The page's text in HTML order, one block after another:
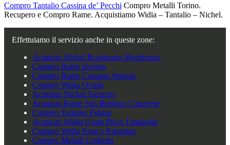
Compro Tantalio Cassina de’ Pecchi Compro Metalli Torino.
Recupero e Compro Rame. Acquistiamo Widia – Tantalio – Nichel.
Effettuiamo il servizio anche in queste zone:
Acquisto Nichel Rosignano Monferrato
Compro Rame Invorio
Compro Rame Cassano Spinola
Compro Widia Ovada
Acquisto Nichel Aicurzio
Acquisto Rame San Benigno Canavese
Compro Tantalio Fubine
Acquisto Widia Usato Pieve Emanuele
Compro Widia Ronco Briantino
Compro Metalli Corbetta